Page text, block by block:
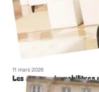
11 mars 2026
Les agences